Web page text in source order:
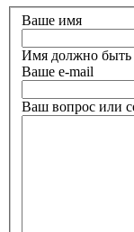
Ваше имя
Имя должно быть
Ваше e-mail
Ваш вопрос или